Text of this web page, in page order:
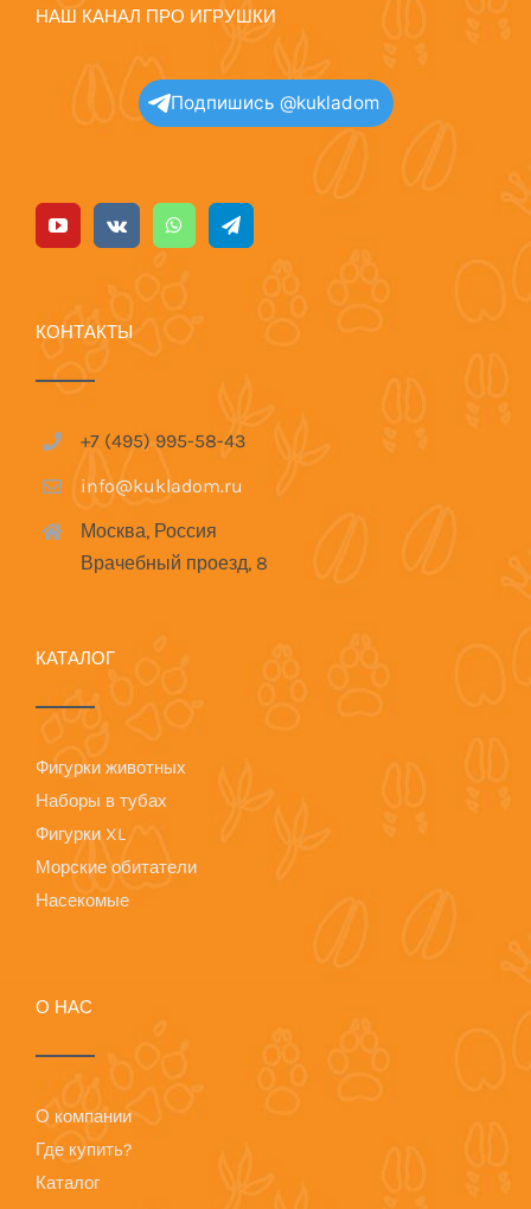
НАШ КАНАЛ ПРО ИГРУШКИ
Подпишись @kukladom
КОНТАКТЫ
+7 (495) 995-58-43
info@kukladom.ru
Москва, Россия
Врачебный проезд, 8
КАТАЛОГ
Фигурки животных
Наборы в тубах
Фигурки XL
Морские обитатели
Насекомые
О НАС
О компании
Где купить?
Каталог